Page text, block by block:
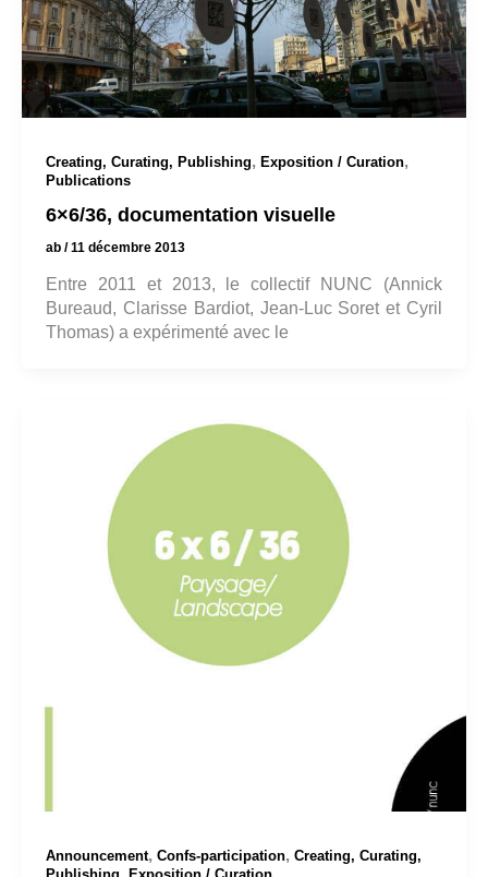
Creating, Curating, Publishing, Exposition / Curation,
Publications
6×6/36, documentation visuelle
ab /11 décembre 2013
Entre 2011 et 2013, le collectif NUNC (Annick
Bureaud, Clarisse Bardiot, Jean-Luc Soret et Cyril
Thomas) a expérimenté avec le
Announcement, Confs-participation, Creating, Curating,